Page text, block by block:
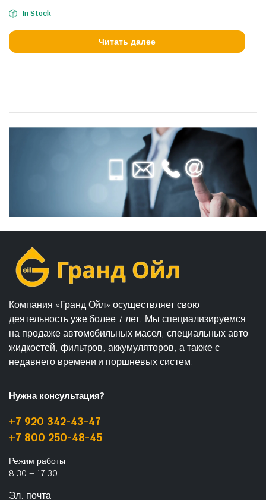
In Stock
Читать далее
Компания «Гранд Ойл» осуществляет свою
деятельность уже более 7 лет. Мы специализируемся
на продаже автомобильных масел, специальных авто-
жидкостей, фильтров, аккумуляторов, а также с
недавнего времени и поршневых систем.
Нужна консультация?
+7 920 342-43-47
+7 800 250-48-45
Режим работы
8:30 – 17:30
Эл. почта